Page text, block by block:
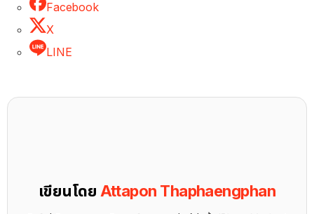
Facebook
X
LINE
เขียนโดย Attapon Thaphaengphan